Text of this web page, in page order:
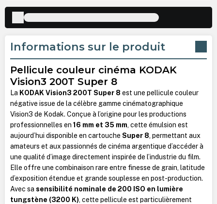
Informations sur le produit
Pellicule couleur cinéma KODAK
Vision3 200T Super 8
La KODAK Vision3 200T Super 8 est une pellicule couleur
négative issue de la célèbre gamme cinématographique
Vision3 de Kodak. Conçue à l’origine pour les productions
professionnelles en 16 mm et 35 mm, cette émulsion est
aujourd’hui disponible en cartouche Super 8, permettant aux
amateurs et aux passionnés de cinéma argentique d’accéder à
une qualité d’image directement inspirée de l’industrie du film.
Elle offre une combinaison rare entre finesse de grain, latitude
d’exposition étendue et grande souplesse en post-production.
Avec sa sensibilité nominale de 200 ISO en lumière
tungstène (3200 K), cette pellicule est particulièrement